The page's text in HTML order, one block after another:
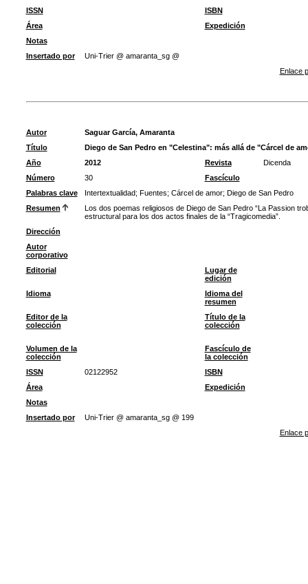
ISSN
ISBN
Área
Expedición
Notas
Insertado por
Uni-Trier @ amaranta_sg @
Enlace
Autor
Saguar García, Amaranta
Título
Diego de San Pedro en "Celestina": más allá de "Cárcel de
Año
2012 Revista
Dicenda
Número
30
Fascículo
Palabras clave
Intertextualidad; Fuentes; Cárcel de amor; Diego de San Pedro
Resumen
Los dos poemas religiosos de Diego de San Pedro “La Passion
estructural para los dos actos finales de la “Tragicomedia”.
Dirección
Autor
corporativo
Editorial
Lugar de
edición
Idioma
Idioma del
resumen
Editor de la
colección
Título de la
colección
Volumen de la
colección
Fascículo de
la colección
ISSN
02122952
ISBN
Área
Expedición
Notas
Insertado por
Uni-Trier @ amaranta_sg @ 199
Enlace